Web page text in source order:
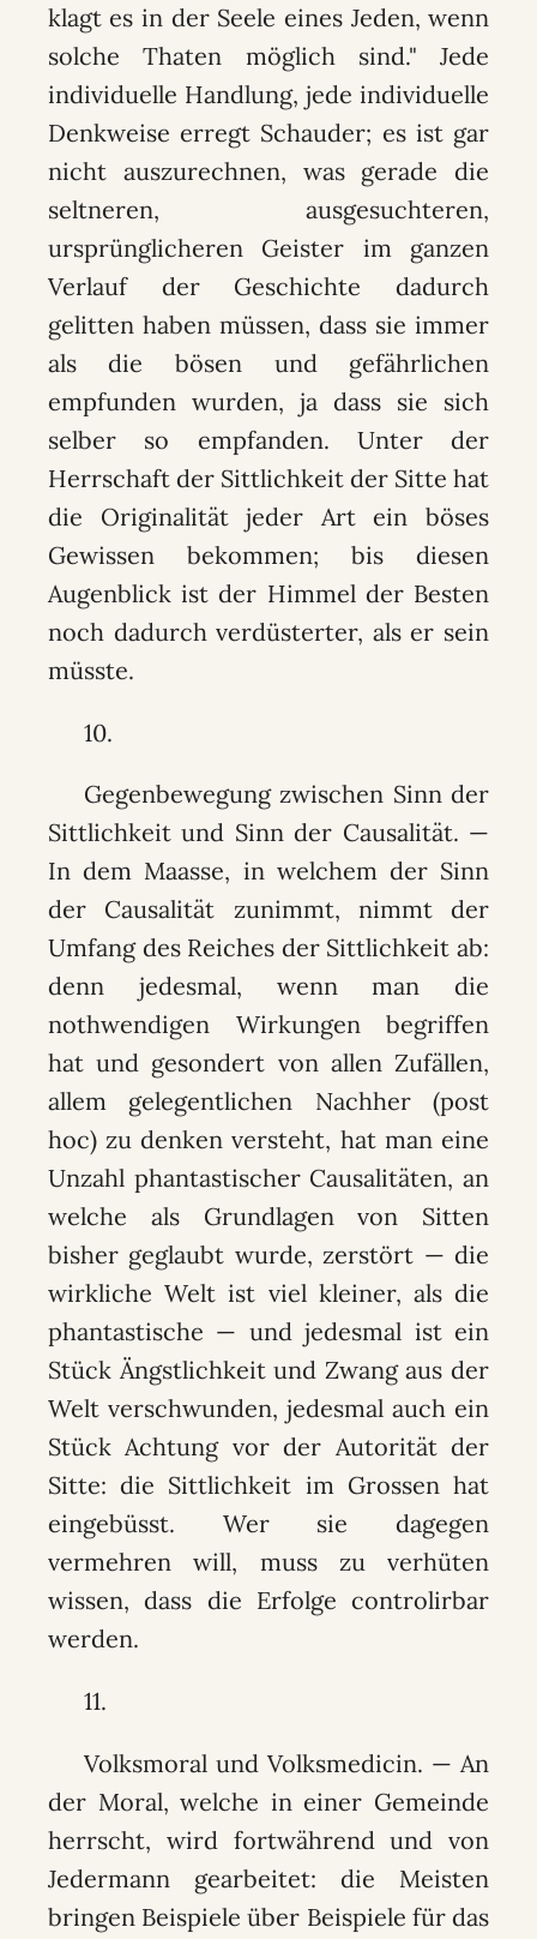
klagt es in der Seele eines Jeden, wenn
solche Thaten möglich sind." Jede
individuelle Handlung, jede individuelle
Denkweise erregt Schauder; es ist gar
nicht auszurechnen, was gerade die
seltneren, ausgesuchteren,
ursprünglicheren Geister im ganzen
Verlauf der Geschichte dadurch
gelitten haben müssen, dass sie immer
als die bösen und gefährlichen
empfunden wurden, ja dass sie sich
selber so empfanden. Unter der
Herrschaft der Sittlichkeit der Sitte hat
die Originalität jeder Art ein böses
Gewissen bekommen; bis diesen
Augenblick ist der Himmel der Besten
noch dadurch verdüsterter, als er sein
müsste.
10.
Gegenbewegung zwischen Sinn der
Sittlichkeit und Sinn der Causalität. —
In dem Maasse, in welchem der Sinn
der Causalität zunimmt, nimmt der
Umfang des Reiches der Sittlichkeit ab:
denn jedesmal, wenn man die
nothwendigen Wirkungen begriffen
hat und gesondert von allen Zufällen,
allem gelegentlichen Nachher (post
hoc) zu denken versteht, hat man eine
Unzahl phantastischer Causalitäten, an
welche als Grundlagen von Sitten
bisher geglaubt wurde, zerstört — die
wirkliche Welt ist viel kleiner, als die
phantastische — und jedesmal ist ein
Stück Ängstlichkeit und Zwang aus der
Welt verschwunden, jedesmal auch ein
Stück Achtung vor der Autorität der
Sitte: die Sittlichkeit im Grossen hat
eingebüsst. Wer sie dagegen
vermehren will, muss zu verhüten
wissen, dass die Erfolge controlirbar
werden.
11.
Volksmoral und Volksmedicin. — An
der Moral, welche in einer Gemeinde
herrscht, wird fortwährend und von
Jedermann gearbeitet: die Meisten
bringen Beispiele über Beispiele für das